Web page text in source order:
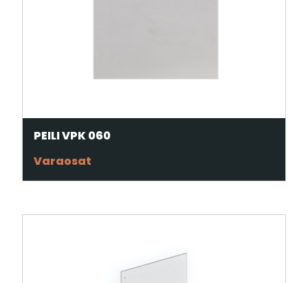
PEILI VPK 060
Varaosat